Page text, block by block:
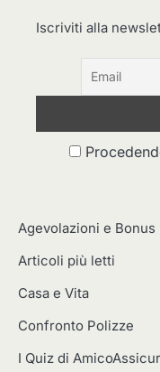
Iscriviti alla
Agevolazioni e Bonus
Articoli più letti
Casa e Vita
Confronto Polizze
I Quiz di